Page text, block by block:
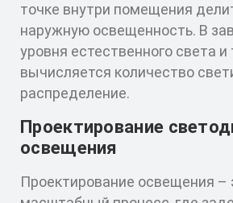
точке внутри помещения
наружную освещенность. В
уровня естественного света
вычисляется количество
распределение.
Проектирование
освещения
Проектирование освещения –